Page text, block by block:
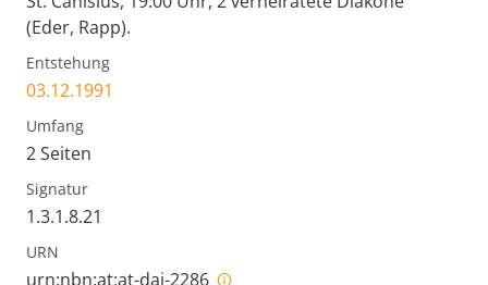
(Eder, Rapp).
Entstehung
03.12.1991
Umfang
2 Seiten
Signatur
1.3.1.8.21
URN
urn:nbn:at:at-dai-2286